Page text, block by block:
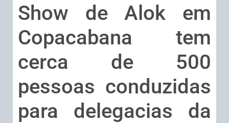
Show de Alok em
Copacabana tem
cerca de 500
pessoas conduzidas
para delegacias da